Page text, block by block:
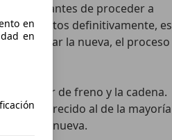
en
en
antes de proceder a
elementos definitivamente, es
montar la nueva, el proceso
tambor de freno y la cadena.
parecido al de la mayoría
poner la nueva.